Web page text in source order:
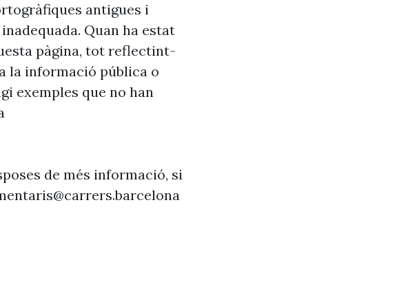
antigues i
Quan ha estat
pàgina, tot reflectint-
la informació pública o
exemples que no han
de més informació, si